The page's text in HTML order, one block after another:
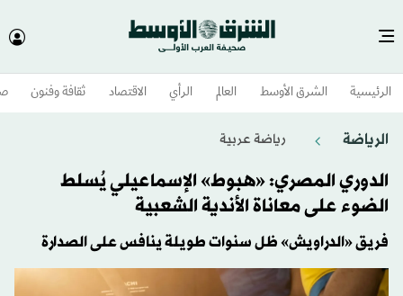
الرئيسية الشرق الأوسط​ العالم الرأي الاقتصاد ثقافة وفنون
الرياضة رياضة عربية
الدوري المصري: «هبوط» الإسماعيلي يُسلط
الضوء على معاناة الأندية الشعبية
فريق «الدراويش» ظل سنوات طويلة ينافس على الصدارة